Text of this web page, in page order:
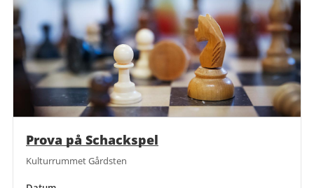
Prova på Schackspel
Kulturrummet Gårdsten